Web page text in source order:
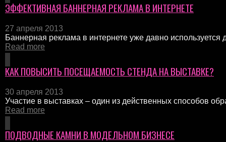
ЭФФЕКТИВНАЯ БАННЕРНАЯ РЕКЛАМА В ИНТЕРНЕТЕ
27 апреля 2013
Баннерная реклама в интернете уже давно используется
Read more
КАК ПОВЫСИТЬ ПОСЕЩАЕМОСТЬ СТЕНДА НА ВЫСТАВКЕ?
30 апреля 2013
Участие в выставках – один из действенных способов
Read more
ПОДВОДНЫЕ КАМНИ В МОДЕЛЬНОМ БИЗНЕСЕ